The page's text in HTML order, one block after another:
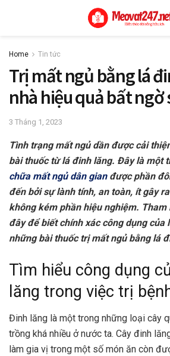
Home Tin tức
Trị mất ngủ bằng lá
nhà hiệu quả bất ngờ
3 Tháng 1, 2023
Tình trạng mất ngủ dần được cải
bài thuốc từ lá đinh lăng. Đây là một
chữa mất ngủ dân gianđược phần
đến bởi sự lành tính, an toàn, ít gây
không kém phần hiệu nghiệm.
đây để biết chính xác công dụng của
những bài thuốc trị mất ngủ bằng lá
Tìm hiểu công dụng
lăng trong việc trị
Đinh lăng là một trong những loại cây
trồng khá nhiều ở nước ta. Cây đinh
làm gia vị trong một số món ăn còn